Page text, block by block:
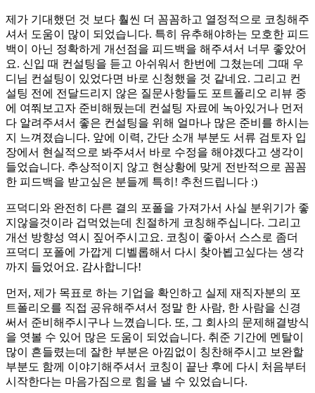
제가 기대했던 것 보다 훨씬 더 꼼꼼하고 열정적으로 코칭해주
셔서 도움이 많이 되었습니다. 특히 유추해야하는 모호한 피드
백이 아닌 정확하게 개선점을 피드백을 해주셔서 너무 좋았어
요. 신입 때 컨설팅을 듣고 아쉬워서 한번에 그쳤는데 그때 우
디님 컨설팅이 있었다면 바로 신청했을 것 같네요. 그리고 컨
설팅 전에 전달드리지 않은 질문사항들도 포트폴리오 리뷰 중
에 여쭤보고자 준비해뒀는데 컨설팅 자료에 녹아있거나 먼저
다 알려주셔서 좋은 컨설팅을 위해 얼마나 많은 준비를 하시는
지 느껴졌습니다. 앞에 이력, 간단 소개 부분도 서류 검토자 입
장에서 현실적으로 봐주셔서 바로 수정을 해야겠다고 생각이
들었습니다. 추상적이지 않고 현상황에 맞게 전반적으로 꼼꼼
한 피드백을 받고싶은 분들께 특히! 추천드립니다 :)
프덕디와 완전히 다른 결의 포폴을 가져가서 사실 분위기가 좋
지않을것이라 겁먹었는데 친절하게 코칭해주십니다. 그리고
개선 방향성 역시 짚어주시고요. 코칭이 좋아서 스스로 좀더
프덕디 포폴에 가깝게 디벨롭해서 다시 찾아뵙고싶다는 생각
까지 들었어요. 감사합니다!
먼저, 제가 목표로 하는 기업을 확인하고 실제 재직자분의 포
트폴리오를 직접 공유해주셔서 정말 한 사람, 한 사람을 신경
써서 준비해주시구나 느꼈습니다. 또, 그 회사의 문제해결방식
을 엿볼 수 있어 많은 도움이 되었습니다. 취준 기간에 멘탈이
많이 흔들렸는데 잘한 부분은 아낌없이 칭찬해주시고 보완할
부분도 함께 이야기해주셔서 코칭이 끝난 후에 다시 처음부터
시작한다는 마음가짐으로 힘을 낼 수 있었습니다.